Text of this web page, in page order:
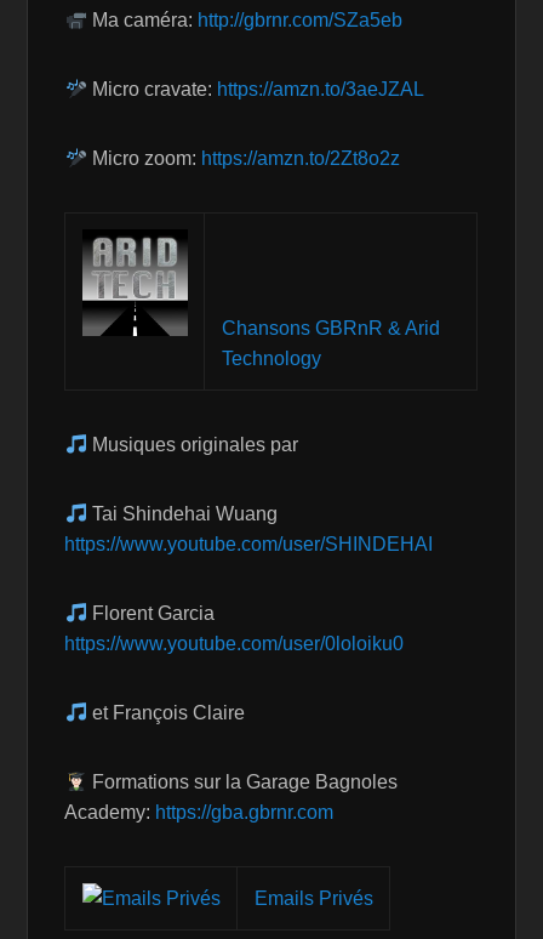
Ma caméra: http://gbrnr.com/SZa5eb
Micro cravate: https://amzn.to/3aeJZAL
Micro zoom: https://amzn.to/2Zt8o2z
Chansons GBRnR & Arid
Technology
Musiques originales par
Tai Shindehai Wuang
https://www.youtube.com/user/SHINDEHAI
Florent Garcia
https://www.youtube.com/user/0loloiku0
et François Claire
Formations sur la Garage Bagnoles
Academy: https://gba.gbrnr.com
Emails Privés